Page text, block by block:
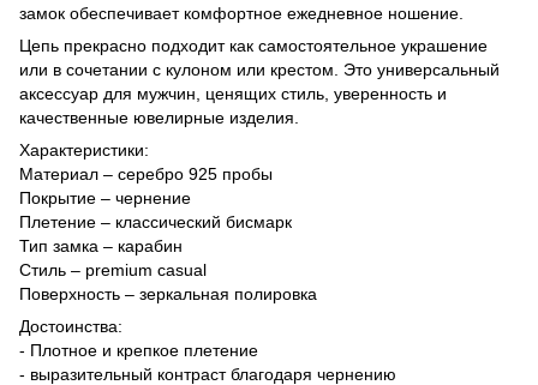
замок обеспечивает комфортное ежедневное ношение.
Цепь прекрасно подходит как самостоятельное украшение
или в сочетании с кулоном или крестом. Это универсальный
аксессуар для мужчин, ценящих стиль, уверенность и
качественные ювелирные изделия.
Характеристики:
Материал – серебро 925 пробы
Покрытие – чернение
Плетение – классический бисмарк
Тип замка – карабин
Стиль – premium casual
Поверхность – зеркальная полировка
Достоинства:
- Плотное и крепкое плетение
- выразительный контраст благодаря чернению